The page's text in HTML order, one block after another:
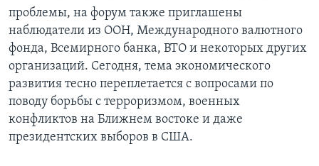
проблемы, на форум также приглашены
наблюдатели из ООН, Международного валютного
фонда, Всемирного банка, ВТО и некоторых других
организаций. Сегодня, тема экономического
развития тесно переплетается с вопросами по
поводу борьбы с терроризмом, военных
конфликтов на Ближнем востоке и даже
президентских выборов в США.